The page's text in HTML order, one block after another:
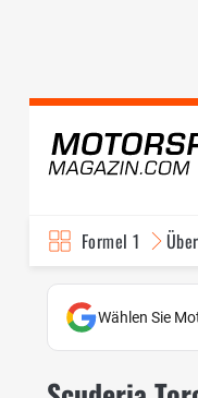
Formel 1
Wählen Sie